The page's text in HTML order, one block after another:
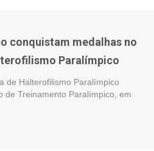
conquistam medalhas no
Paralímpico
de Halterofilismo Paralímpico
de Treinamento Paralímpico, em